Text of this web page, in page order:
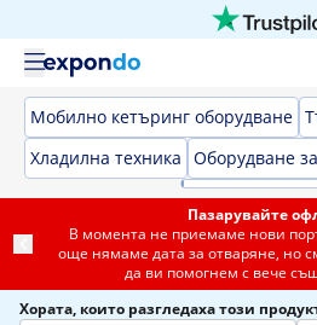
Мобилно кетъринг оборудване
Хладилна техника Оборудване
Пазарувайте
В момента не приемаме нови
още нямаме дата за отваряне, но
да ви помогнем с вече
Хората, които разгледаха този